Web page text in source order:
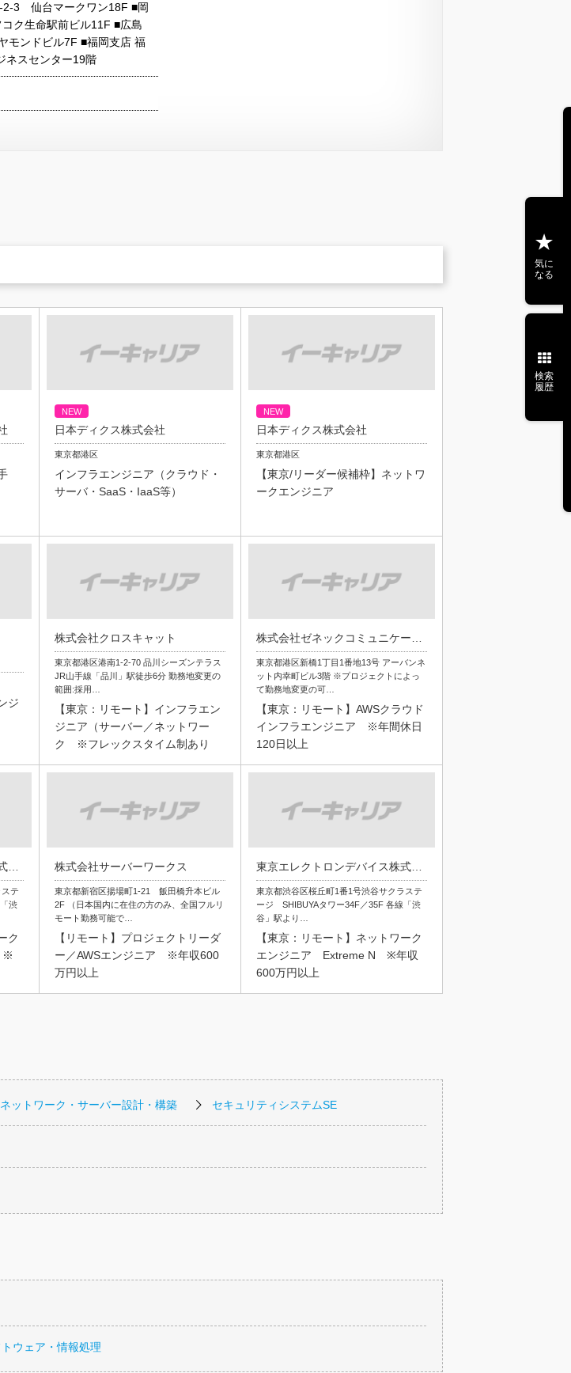
2-3 仙台マークワン18F ■岡
ク生命駅前ビル11F ■広島
モンドビル7F ■福岡支店 福
スセンター19階
NEW
日本ディクス株式会社
東京都港区
インフラエンジニア（クラウド・
サーバ・SaaS・IaaS等）
NEW
日本ディクス株式会社
東京都港区
【東京/リーダー候補枠】ネットワ
ークエンジニア
ジ
株式会社クロスキャット
東京都港区港南1-2-70 品川シーズンテラス
JR山手線「品川」駅徒歩6分 勤務地変更の
範囲:採用…
【東京：リモート】インフラエン
ジニア（サーバー／ネットワー
ク ※フレックスタイム制あり
株式会社ゼネックコミュニケーション
東京都港区新橋1丁目1番地13号 アーバンネ
ット内幸町ビル3階 ※プロジェクトによっ
て勤務地変更の可…
【東京：リモート】AWSクラウド
インフラエンジニア ※年間休日
120日以上
東京エレクトロンデバイス株式会社
テ
渋
ク
※
株式会社サーバーワークス
東京都新宿区揚場町1-21 飯田橋升本ビル
2F （日本国内に在住の方のみ、全国フルリ
モート勤務可能で…
【リモート】プロジェクトリーダ
ー／AWSエンジニア ※年収600
万円以上
東京エレクトロンデバイス株式会社
東京都渋谷区桜丘町1番1号渋谷サクラステ
ージ SHIBUYAタワー34F／35F 各線「渋
谷」駅より…
【東京：リモート】ネットワーク
エンジニア Extreme N ※年収
600万円以上
ネットワーク・サーバー設計・構築 セキュリティシステムSE
ウェア・情報処理
気に
なる
検索
履歴